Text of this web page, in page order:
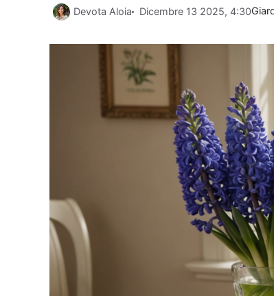
Devota Aloia Dicembre 13 2025, 4:30